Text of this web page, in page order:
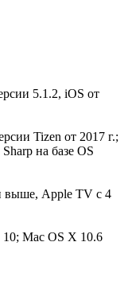
5.1.2, iOS от
Tizen от 2017 г.;
на базе OS
выше, Apple TV c 4
Mac OS X 10.6